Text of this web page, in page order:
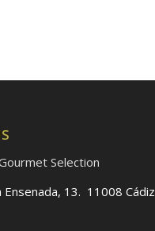
Selection
13. 11008 Cádiz